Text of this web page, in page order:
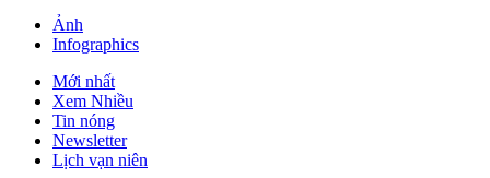
Ảnh
Infographics
Mới nhất
Xem Nhiều
Tin nóng
Newsletter
Lịch vạn niên